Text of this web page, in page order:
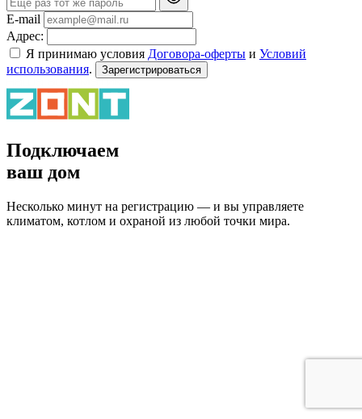
E-mail
Адрес:
Я принимаю условия Договора-оферты и Условий
использования. Зарегистрироваться
Подключаем
ваш дом
Несколько минут на регистрацию — и вы управляете
климатом, котлом и охраной из любой точки мира.